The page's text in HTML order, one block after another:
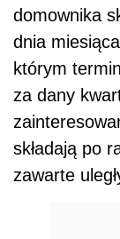
domownika
dnia
którym
za dany
składają po
zawarte